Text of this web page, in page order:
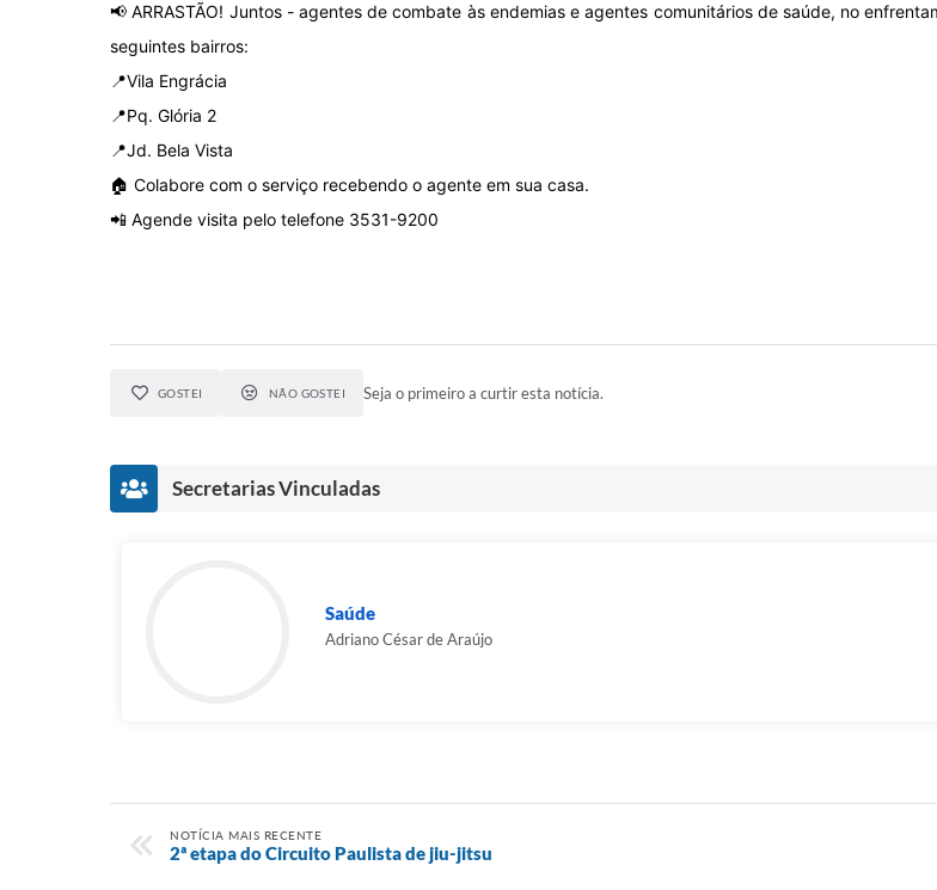
📢 ARRASTÃO! Juntos - agentes de combate às endemias e agentes comunitários de saúde, no
seguintes bairros:
📍Vila Engrácia
📍Pq. Glória 2
📍Jd. Bela Vista
🏠 Colabore com o serviço recebendo o agente em sua casa.
📲 Agende visita pelo telefone 3531-9200
GOSTEI NÃO GOSTEI Seja o primeiro a curtir esta notícia.
Secretarias Vinculadas
Saúde
Adriano César de Araújo
NOTÍCIA MAIS RECENTE
2ª etapa do Circuito Paulista de jiu-jitsu